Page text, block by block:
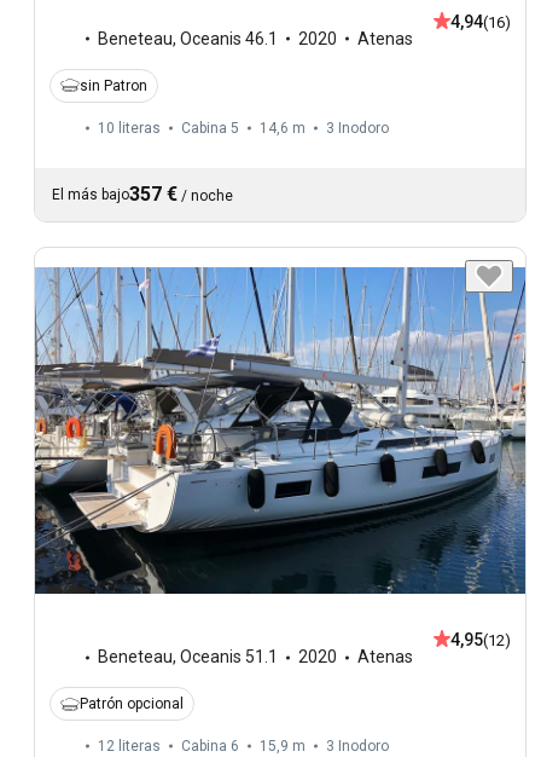
Beneteau, Oceanis 46.1 2020 Atenas
4,94(16)
sin Patron
10 literas Cabina 5 14,6 m 3 Inodoro
El más bajo357 € / noche
Beneteau, Oceanis 51.1 2020 Atenas
4,95(12)
Patrón opcional
12 literas Cabina 6 15,9 m 3 Inodoro